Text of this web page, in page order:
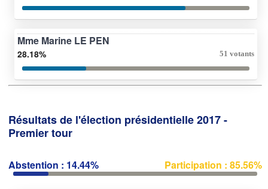
Mme Marine LE PEN
28.18% 51 votants
Résultats de l'élection présidentielle 2017 -
Premier tour
Abstention : 14.44% Participation : 85.56%